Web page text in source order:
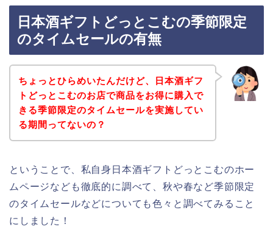
日本酒ギフトどっとこむの季節限定
のタイムセールの有無
ちょっとひらめいたんだけど、日本酒ギフ
トどっとこむのお店で商品をお得に購入で
きる季節限定のタイムセールを実施してい
る期間ってないの？
ということで、私自身日本酒ギフトどっとこむのホー
ムページなども徹底的に調べて、秋や春など季節限定
のタイムセールなどについても色々と調べてみること
にしました！